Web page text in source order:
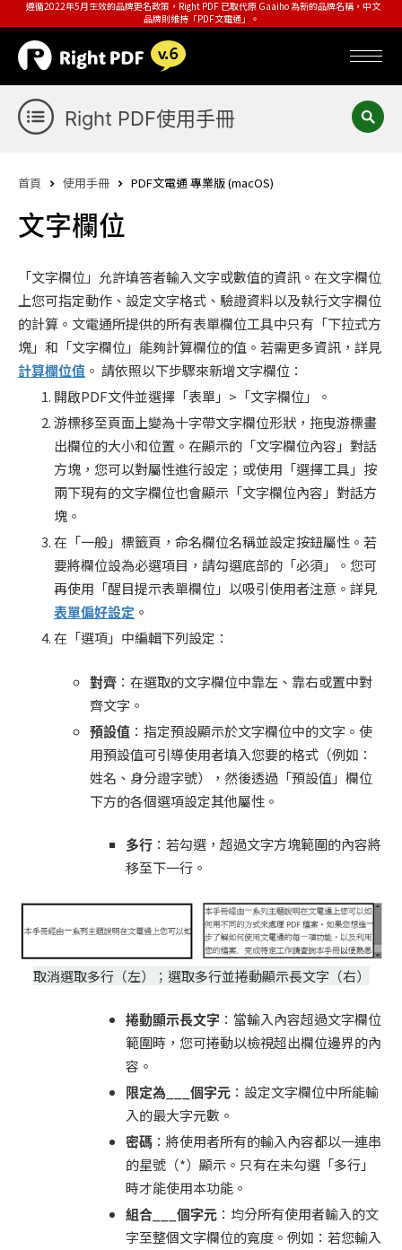
遵循2022年5月生效的品牌更名政策，Right PDF 已取代原 Gaaiho 為新的品牌名稱，中文
品牌則維持「PDF文電通」。
Right PDF使用手冊
首頁 使用手冊 PDF文電通 專業版 (macOS)
文字欄位
「文字欄位」允許填答者輸入文字或數值的資訊。在文字欄位
上您可指定動作、設定文字格式、驗證資料以及執行文字欄位
的計算。文電通所提供的所有表單欄位工具中只有「下拉式方
塊」和「文字欄位」能夠計算欄位的值。若需更多資訊，詳見
計算欄位值 。 請依照以下步驟來新增文字欄位：
開啟PDF文件並選擇「表單」>「文字欄位」。
游標移至頁面上變為十字帶文字欄位形狀，拖曳游標畫
出欄位的大小和位置。在顯示的「文字欄位內容」對話
方塊，您可以對屬性進行設定；或使用「選擇工具」按
兩下現有的文字欄位也會顯示「文字欄位內容」對話方
塊。
在「一般」標籤頁，命名欄位名稱並設定按鈕屬性。若
要將欄位設為必選項目，請勾選底部的「必須」。您可
再使用「醒目提示表單欄位」以吸引使用者注意。詳見
表單偏好設定 。
在「選項」中編輯下列設定：
對齊 ：在選取的文字欄位中靠左、靠右或置中對
齊文字。
預設值 ：指定預設顯示於文字欄位中的文字。使
用預設值可引導使用者填入您要的格式（例如：
姓名、身分證字號），然後透過「預設值」欄位
下方的各個選項設定其他屬性。
多行 ：若勾選，超過文字方塊範圍的內容將
移至下一行。
取消選取多行（左）；選取多行並捲動顯示長文字（右）
捲動顯示長文字 ：當輸入內容超過文字欄位
範圍時，您可捲動以檢視超出欄位邊界的內
容。
限定為___個字元 ：設定文字欄位中所能輸
入的最大字元數。
密碼 ：將使用者所有的輸入內容都以一連串
的星號（*）顯示。只有在未勾選「多行」
時才能使用本功能。
組合___個字元 ：均分所有使用者輸入的文
字至整個文字欄位的寬度。例如：若您輸入